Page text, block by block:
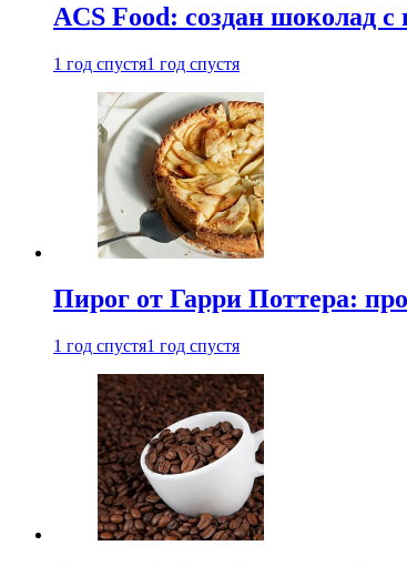
ACS Food: создан шоколад
1 год спустя1 год спустя
Пирог от Гарри Поттера:
1 год спустя1 год спустя